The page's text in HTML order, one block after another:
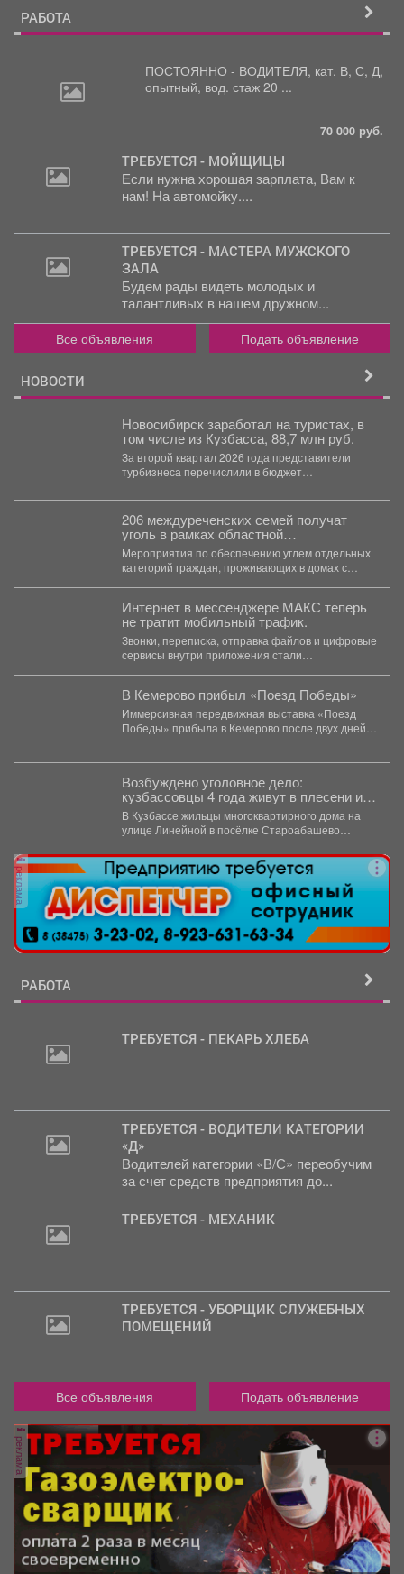
РАБОТА
ПОСТОЯННО - ВОДИТЕЛЯ, кат. В, С, Д,
опытный, вод. стаж 20 ...
70 000 руб.
ТРЕБУЕТСЯ - МОЙЩИЦЫ
Если нужна хорошая зарплата, Вам к
нам! На автомойку....
ТРЕБУЕТСЯ - МАСТЕРА МУЖСКОГО
ЗАЛА
Будем рады видеть молодых и
талантливых в нашем дружном...
Все объявления Подать объявление
НОВОСТИ
Новосибирск заработал на туристах, в
том числе из Кузбасса, 88,7 млн руб.
За второй квартал 2026 года представители
турбизнеса перечислили в бюджет
206 междуреченских семей получат
уголь в рамках областной
благотворительной акции.
Мероприятия по обеспечению углем отдельных
категорий граждан, проживающих в домах с
Интернет в мессенджере МАКС теперь
не тратит мобильный трафик.
Звонки, переписка, отправка файлов и цифровые
сервисы внутри приложения стали
В Кемерово прибыл «Поезд Победы»
Иммерсивная передвижная выставка «Поезд
Победы» прибыла в Кемерово после двух дней
Возбуждено уголовное дело:
кузбассовцы 4 года живут в плесени и
ждут помощи
В Кузбассе жильцы многоквартирного дома на
улице Линейной в посёлке Староабашево
реклама
РАБОТА
ТРЕБУЕТСЯ - ПЕКАРЬ ХЛЕБА
ТРЕБУЕТСЯ - ВОДИТЕЛИ КАТЕГОРИИ
«Д»
Водителей категории «В/С» переобучим
за счет средств предприятия до...
ТРЕБУЕТСЯ - МЕХАНИК
ТРЕБУЕТСЯ - УБОРЩИК СЛУЖЕБНЫХ
ПОМЕЩЕНИЙ
Все объявления Подать объявление
реклама